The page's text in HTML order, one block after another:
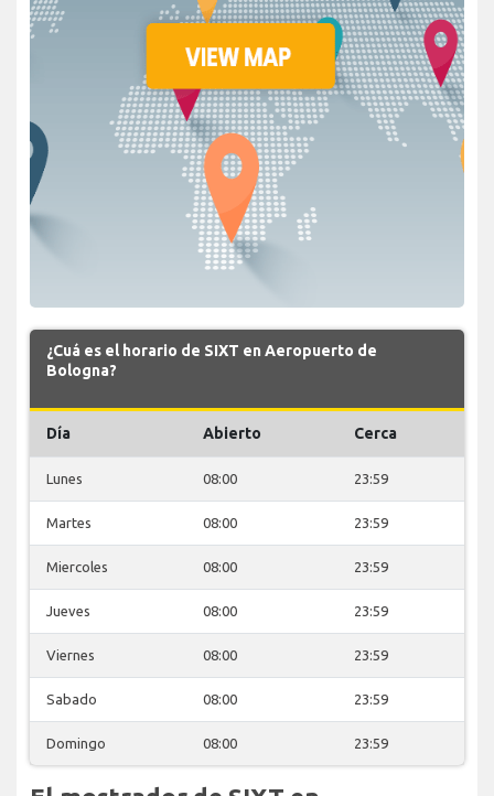
¿Cuá es el horario de SIXT en Aeropuerto de
Bologna?
Día Abierto Cerca
Lunes 08:00 23:59
Martes 08:00 23:59
Miercoles 08:00 23:59
Jueves 08:00 23:59
Viernes 08:00 23:59
Sabado 08:00 23:59
Domingo 08:00 23:59